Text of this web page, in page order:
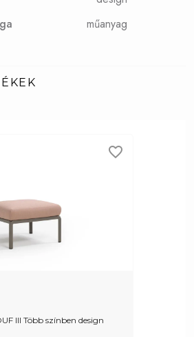
műanyag
III Több színben design